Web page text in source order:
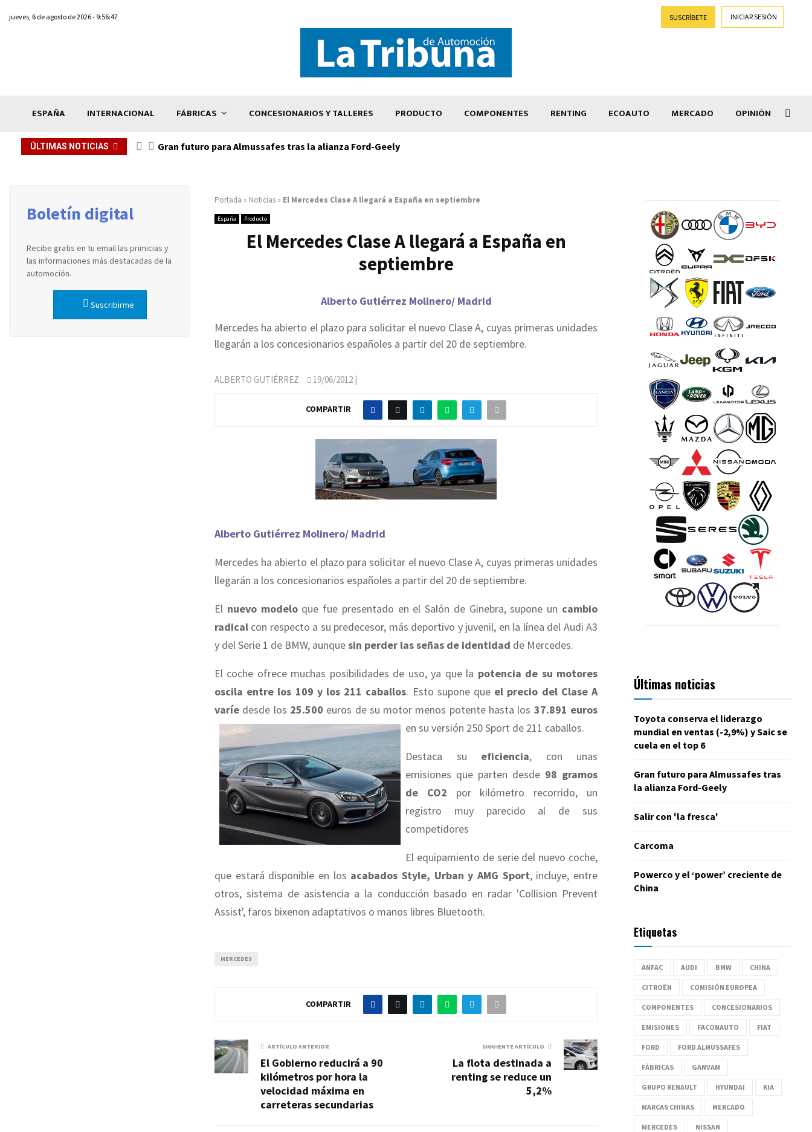
jueves, 6 de agosto de 2026 - 9:56:47 SUSCRÍBETE INICIAR SESIÓN
ESPAÑA INTERNACIONAL FÁBRICAS CONCESIONARIOS Y TALLERES PRODUCTO COMPONENTES RENTING ECOAUTO MERCADO OPINIÓN
ÚLTIMAS NOTICIAS Gran futuro para Almussafes tras la alianza Ford-Geely
Portada » Noticias » El Mercedes Clase A llegará a España en septiembre
España Producto
El Mercedes Clase A llegará a España en
septiembre
Alberto Gutiérrez Molinero/ Madrid
Mercedes ha abierto el plazo para solicitar el nuevo Clase A, cuyas primeras unidades
llegarán a los concesionarios españoles a partir del 20 de septiembre.
ALBERTO GUTIÉRREZ 19/06/2012 |
COMPARTIR
Alberto Gutiérrez Molinero/ Madrid
Mercedes ha abierto el plazo para solicitar el nuevo Clase A, cuyas primeras unidades
llegarán a los concesionarios españoles a partir del 20 de septiembre.
El nuevo modeloque fue presentado en el Salón de Ginebra, supone un cambio
radical con respecto a su predecesor, más deportivo y juvenil, en la línea del Audi A3
y del Serie 1 de BMW, aunquesin perder las señas de identidad de Mercedes.
El coche ofrece muchas posibilidades de uso, ya que la potencia de su motores
oscila entre los 109 y los 211 caballos. Esto supone que el precio del Clase A
varíe desde los 25.500 euros de su motor menos potente hasta los 37.891 euros
en su versión 250 Sport de 211 caballos.
Destaca su eficiencia, con unas
emisiones que parten desde 98 gramos
de CO2 por kilómetro recorrido, un
registro muy parecido al de sus
competidores
El equipamiento de serie del nuevo coche,
que estará disponible en los acabados Style, Urban y AMG Sport, incluye, entre
otros, sistema de asistencia a la conducción basado en radar 'Collision Prevent
Assist', faros bixenon adaptativos o manos libres Bluetooth.
MERCEDES
COMPARTIR
ARTÍCULO ANTERIOR
El Gobierno reducirá a 90
kilómetros por hora la
velocidad máxima en
carreteras secundarias
SIGUIENTE ARTÍCULO
La flota destinada a
renting se reduce un
5,2%
Boletín digital
Recibe gratis en tu email las primicias y
las informaciones más destacadas de la
automoción.
Suscribirme
Últimas noticias
Toyota conserva el liderazgo
mundial en ventas (-2,9%) y Saic se
cuela en el top 6
Gran futuro para Almussafes tras
la alianza Ford-Geely
Salir con 'la fresca'
Carcoma
Powerco y el ‘power’ creciente de
China
Etiquetas
ANFAC AUDI BMW CHINA
CITROËN COMISIÓN EUROPEA
COMPONENTES CONCESIONARIOS
EMISIONES FACONAUTO FIAT
FORD FORD ALMUSSAFES
FÁBRICAS GANVAM
GRUPO RENAULT HYUNDAI KIA
MARCAS CHINAS MERCADO
MERCEDES NISSAN